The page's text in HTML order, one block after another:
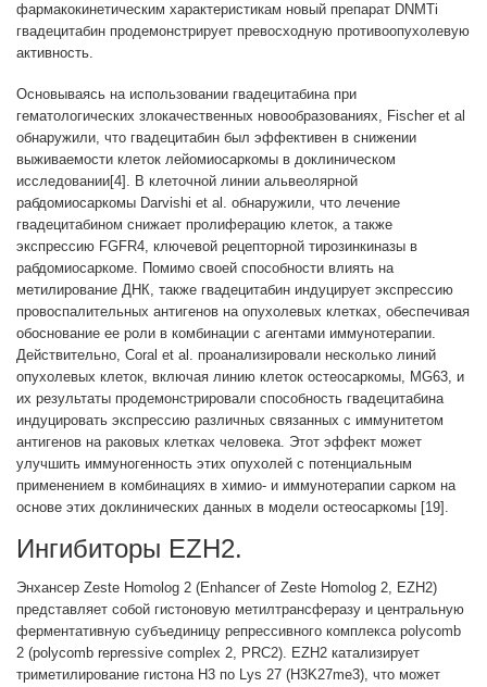
фармакокинетическим характеристикам новый препарат DNMTi
гвадецитабин продемонстрирует превосходную противоопухолевую
активность.
Основываясь на использовании гвадецитабина при
гематологических злокачественных новообразованиях, Fischer et al
обнаружили, что гвадецитабин был эффективен в снижении
выживаемости клеток лейомиосаркомы в доклиническом
исследовании[4]. В клеточной линии альвеолярной
рабдомиосаркомы Darvishi et al. обнаружили, что лечение
гвадецитабином снижает пролиферацию клеток, а также
экспрессию FGFR4, ключевой рецепторной тирозинкиназы в
рабдомиосаркоме. Помимо своей способности влиять на
метилирование ДНК, также гвадецитабин индуцирует экспрессию
провоспалительных антигенов на опухолевых клетках, обеспечивая
обоснование ее роли в комбинации с агентами иммунотерапии.
Действительно, Coral et al. проанализировали несколько линий
опухолевых клеток, включая линию клеток остеосаркомы, MG63, и
их результаты продемонстрировали способность гвадецитабина
индуцировать экспрессию различных связанных с иммунитетом
антигенов на раковых клетках человека. Этот эффект может
улучшить иммуногенность этих опухолей с потенциальным
применением в комбинациях в химио- и иммунотерапии сарком на
основе этих доклинических данных в модели остеосаркомы [19].
Ингибиторы EZH2.
Энхансер Zeste Homolog 2 (Enhancer of Zeste Homolog 2, EZH2)
представляет собой гистоновую метилтрансферазу и центральную
ферментативную субъединицу репрессивного комплекса polycomb
2 (polycomb repressive complex 2, PRC2). EZH2 катализирует
триметилирование гистона H3 по Lys 27 (H3K27me3), что может